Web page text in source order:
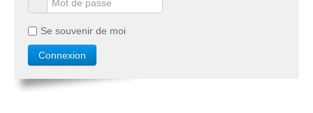
Se souvenir de moi